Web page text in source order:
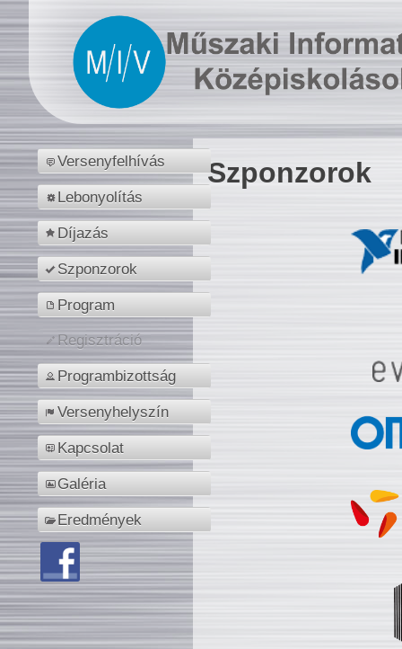
Versenyfelhívás
Lebonyolítás
Díjazás
Szponzorok
Program
Regisztráció
Programbizottság
Versenyhelyszín
Kapcsolat
Galéria
Eredmények
Szponzorok